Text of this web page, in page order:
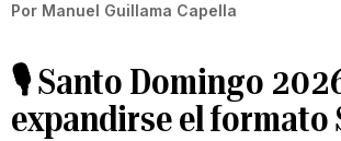
Por Manuel Guillama Capella
🎙️ Santo Domingo
expandirse el formato